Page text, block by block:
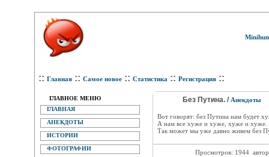
:: Главная :: Самое новое :: Статистика :: Регистрация ::
ГЛАВНОЕ МЕНЮ
ГЛАВНАЯ
АНЕКДОТЫ
ИСТОРИИ
ФОТОГРАФИИ
Без Путина. / Анекдоты
Вот говорят: без Путина нам будет
А нам все хуже и хуже, хуже и хуже.
Так может мы уже давно живем без
Просмотров: 1944